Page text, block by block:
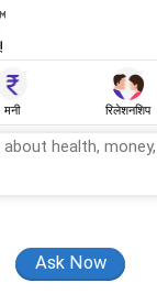
मनी रिलेशनशिप